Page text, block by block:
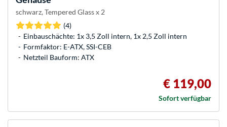
schwarz, Tempered Glass x 2
(4)
Einbauschächte: 1x 3,5 Zoll intern, 1x 2,5 Zoll intern
Formfaktor: E-ATX, SSI-CEB
Netzteil Bauform: ATX
€ 119,00
Sofort verfügbar